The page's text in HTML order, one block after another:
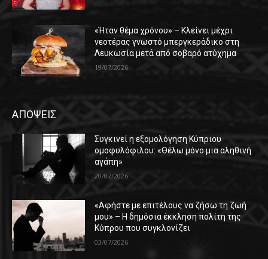
«Ήταν θέμα χρόνου» – Κλείνει μέχρι
νεοτέρας γνωστό μπεργκεράδικο στη
Λευκωσία μετά από σοβαρό ατύχημα
19/07/2026
ΑΠΟΨΕΙΣ
Συγκινεί η εξομολόγηση Κύπριου
ομοφυλόφιλου: «Θέλω μόνο μια αληθινή
αγάπη»
20/07/2026
«Αφήστε με επιτέλους να ζήσω τη ζωή
μου» – Η δημόσια έκκληση πολίτη της
Κύπρου που συγκλονίζει
03/07/2026